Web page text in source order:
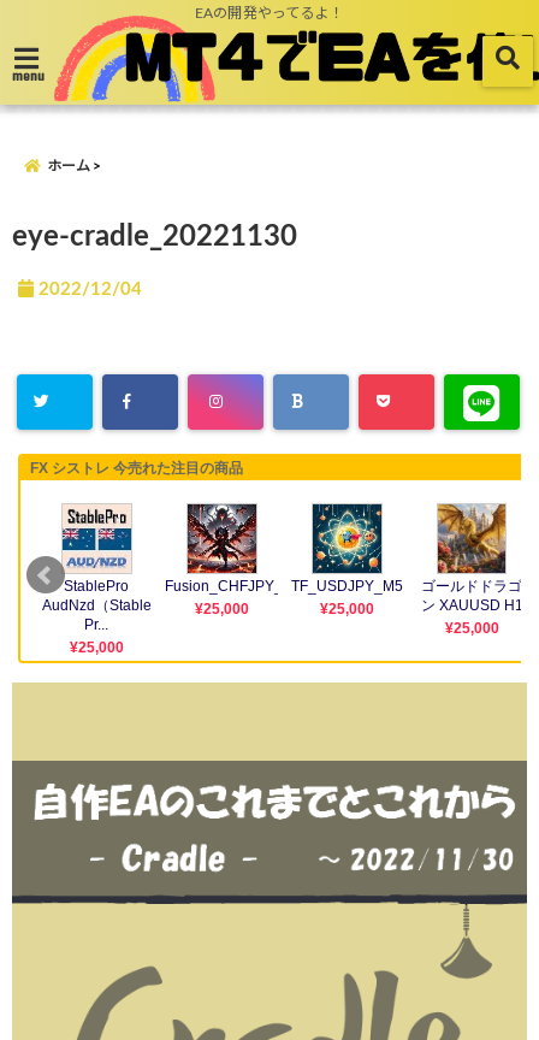
EAの開発やってるよ！
menu
ホーム
eye-cradle_20221130
2022/12/04